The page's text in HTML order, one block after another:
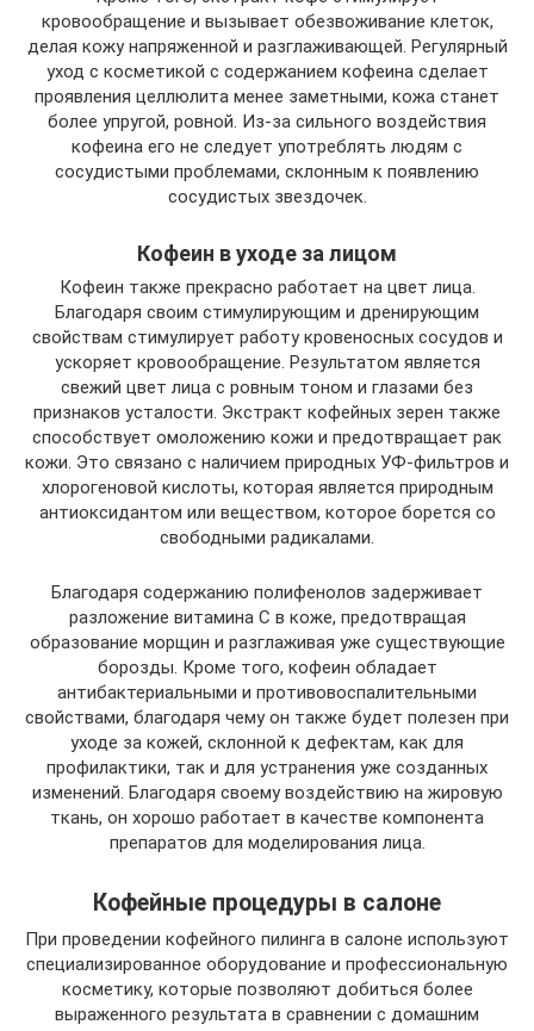
кровообращение и вызывает обезвоживание клеток,
делая кожу напряженной и разглаживающей. Регулярный
уход с косметикой с содержанием кофеина сделает
проявления целлюлита менее заметными, кожа станет
более упругой, ровной. Из-за сильного воздействия
кофеина его не следует употреблять людям с
сосудистыми проблемами, склонным к появлению
сосудистых звездочек.
Кофеин в уходе за лицом
Кофеин также прекрасно работает на цвет лица.
Благодаря своим стимулирующим и дренирующим
свойствам стимулирует работу кровеносных сосудов и
ускоряет кровообращение. Результатом является
свежий цвет лица с ровным тоном и глазами без
признаков усталости. Экстракт кофейных зерен также
способствует омоложению кожи и предотвращает рак
кожи. Это связано с наличием природных УФ-фильтров и
хлорогеновой кислоты, которая является природным
антиоксидантом или веществом, которое борется со
свободными радикалами.
Благодаря содержанию полифенолов задерживает
разложение витамина С в коже, предотвращая
образование морщин и разглаживая уже существующие
борозды. Кроме того, кофеин обладает
антибактериальными и противовоспалительными
свойствами, благодаря чему он также будет полезен при
уходе за кожей, склонной к дефектам, как для
профилактики, так и для устранения уже созданных
изменений. Благодаря своему воздействию на жировую
ткань, он хорошо работает в качестве компонента
препаратов для моделирования лица.
Кофейные процедуры в салоне
При проведении кофейного пилинга в салоне используют
специализированное оборудование и профессиональную
косметику, которые позволяют добиться более
выраженного результата в сравнении с домашним